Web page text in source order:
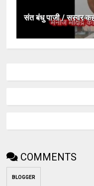
संत बंधु पाजी / सस्वर
COMMENTS
BLOGGER